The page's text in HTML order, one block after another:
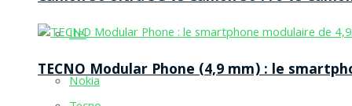
Itel
Nokia
TECNO Modular Phone (4,9 mm) : le